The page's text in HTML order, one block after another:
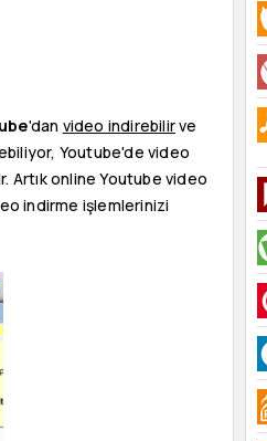
'dan video indirebilirve
Youtube'de video
Artık online Youtube video
indirme işlemlerinizi